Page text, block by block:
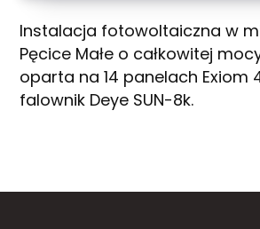
Instalacja fotowoltaiczna w
Pęcice Małe o całkowitej
oparta na 14 panelach Exiom
falownik Deye SUN-8k.